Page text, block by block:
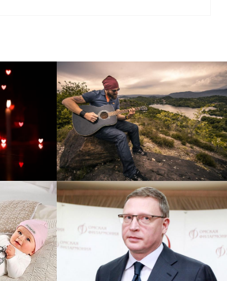
Перевод интернет-магазина
Guitaramania.ru на 1С-
Битрикс
Смотреть проект
Сайт кандидата в
губернаторы Буркова
Александра Леонидовича